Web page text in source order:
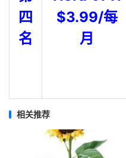
四
名
$3.99/每
月
相关推荐